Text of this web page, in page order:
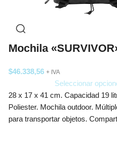
Mochila
$46.338,56 + IVA
Seleccionar
28 x 17 x 41 cm. Capacidad 19
Poliester. Mochila outdoor.
para transportar objetos.